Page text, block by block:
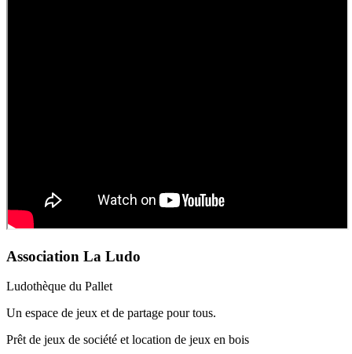
Association La Ludo
Ludothèque du Pallet
Un espace de jeux et de partage pour tous.
Prêt de jeux de société et location de jeux en bois